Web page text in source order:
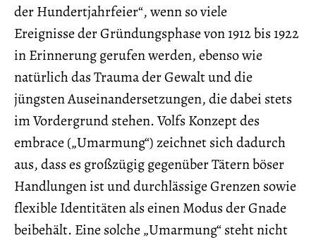
der Hundertjahrfeier“, wenn so viele
Ereignisse der Gründungsphase von 1912 bis 1922
in Erinnerung gerufen werden, ebenso wie
natürlich das Trauma der Gewalt und die
jüngsten Auseinandersetzungen, die dabei stets
im Vordergrund stehen. Volfs Konzept des
embrace („Umarmung“) zeichnet sich dadurch
aus, dass es großzügig gegenüber Tätern böser
Handlungen ist und durchlässige Grenzen sowie
flexible Identitäten als einen Modus der Gnade
beibehält. Eine solche „Umarmung“ steht nicht